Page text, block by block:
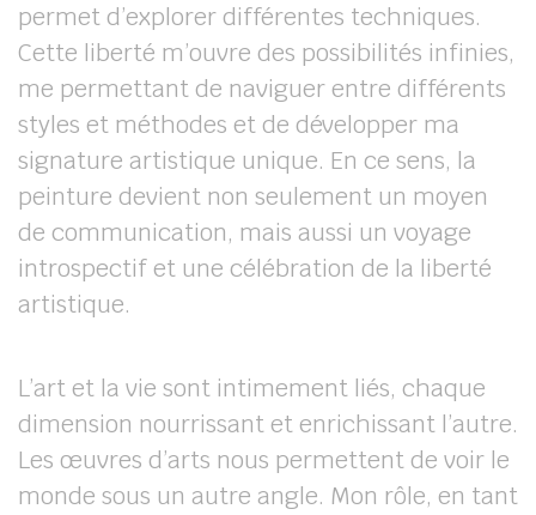
permet d’explorer différentes techniques.
Cette liberté m’ouvre des possibilités infinies,
me permettant de naviguer entre différents
styles et méthodes et de développer ma
signature artistique unique. En ce sens, la
peinture devient non seulement un moyen
de communication, mais aussi un voyage
introspectif et une célébration de la liberté
artistique.
L’art et la vie sont intimement liés, chaque
dimension nourrissant et enrichissant l’autre.
Les œuvres d’arts nous permettent de voir le
monde sous un autre angle. Mon rôle, en tant